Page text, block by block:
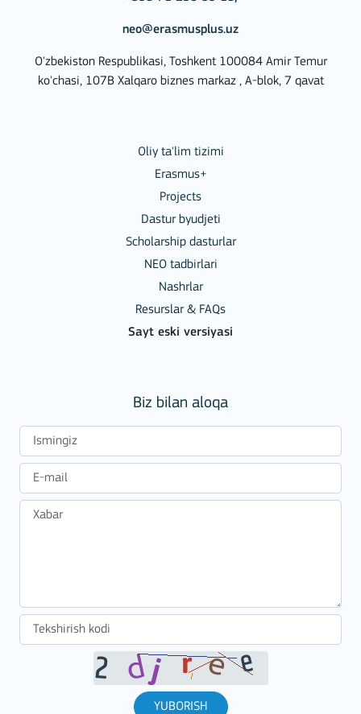
neo@erasmusplus.uz
O'zbekiston Respublikasi, Toshkent 100084 Amir Temur
ko'chasi, 107B Xalqaro biznes markaz , A-blok, 7 qavat
Oliy ta'lim tizimi
Erasmus+
Projects
Dastur byudjeti
Scholarship dasturlar
NEO tadbirlari
Nashrlar
Resurslar & FAQs
Sayt eski versiyasi
Biz bilan aloqa
YUBORISH